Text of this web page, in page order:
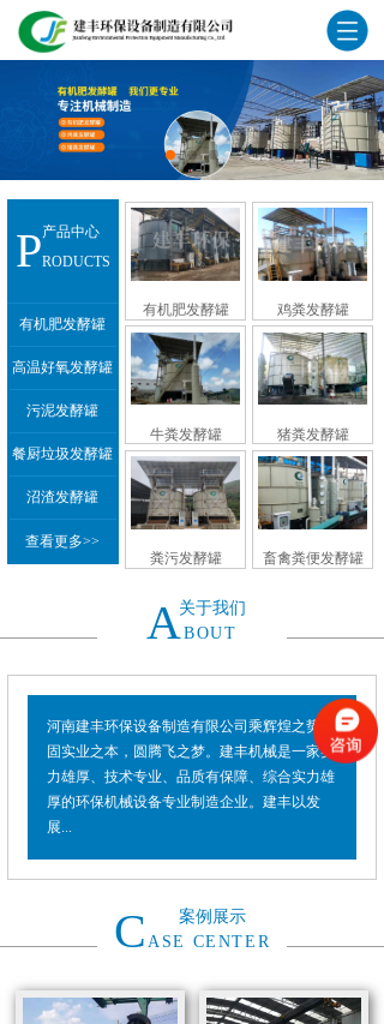
产品中心
PRODUCTS
有机肥发酵罐
高温好氧发酵罐
污泥发酵罐
餐厨垃圾发酵罐
沼渣发酵罐
查看更多>>
有机肥发酵罐 鸡粪发酵罐
牛粪发酵罐 猪粪发酵罐
粪污发酵罐 畜禽粪便发酵罐
关于我们
ABOUT
河南建丰环保设备制造有限公司乘辉煌之势，
固实业之本，圆腾飞之梦。建丰机械是一家实
力雄厚、技术专业、品质有保障、综合实力雄
厚的环保机械设备专业制造企业。建丰以发
展...
案例展示
C ASE CENTER